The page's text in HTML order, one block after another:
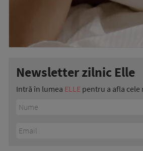
Newsletter zilnic Elle
Intră în lumea ELLE pentru a afla